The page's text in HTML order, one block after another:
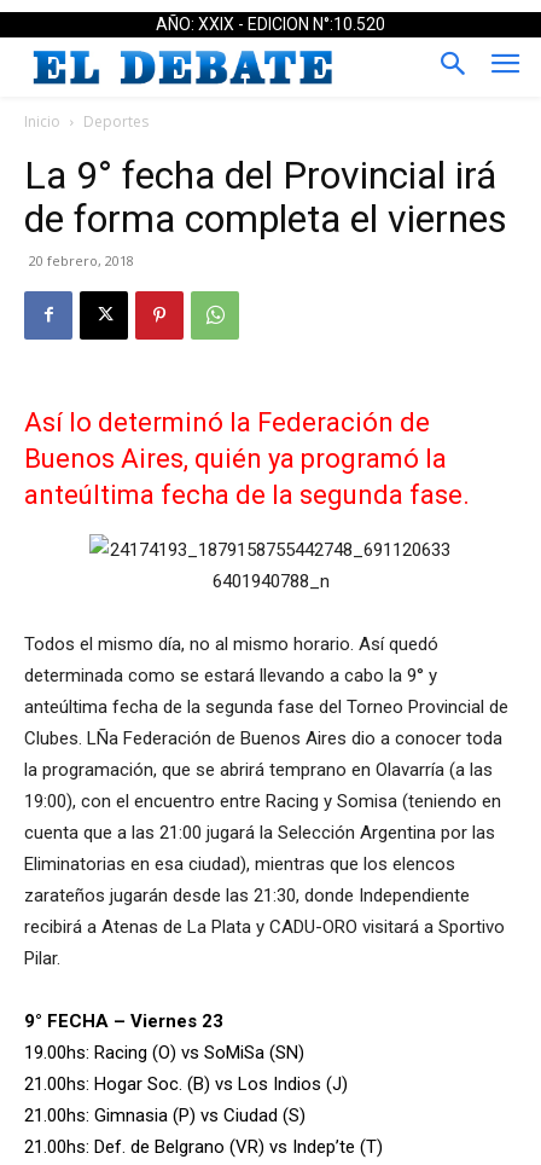
AÑO: XXIX - EDICION N°:10.520
Inicio Deportes
La 9° fecha del Provincial irá
de forma completa el viernes
20 febrero, 2018
Así lo determinó la Federación de
Buenos Aires, quién ya programó la
anteúltima fecha de la segunda fase.
Todos el mismo día, no al mismo horario. Así quedó
determinada como se estará llevando a cabo la 9° y
anteúltima fecha de la segunda fase del Torneo Provincial de
Clubes. LÑa Federación de Buenos Aires dio a conocer toda
la programación, que se abrirá temprano en Olavarría (a las
19:00), con el encuentro entre Racing y Somisa (teniendo en
cuenta que a las 21:00 jugará la Selección Argentina por las
Eliminatorias en esa ciudad), mientras que los elencos
zarateños jugarán desde las 21:30, donde Independiente
recibirá a Atenas de La Plata y CADU-ORO visitará a Sportivo
Pilar.
9° FECHA – Viernes 23
19.00hs: Racing (O) vs SoMiSa (SN)
21.00hs: Hogar Soc. (B) vs Los Indios (J)
21.00hs: Gimnasia (P) vs Ciudad (S)
21.00hs: Def. de Belgrano (VR) vs Indep’te (T)